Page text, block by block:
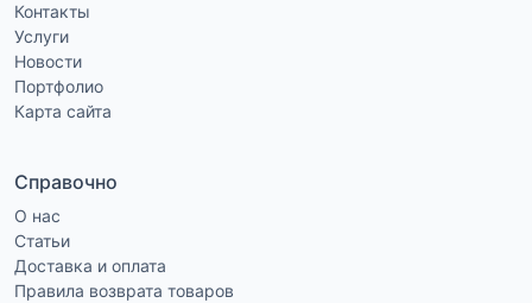
Контакты
Услуги
Новости
Портфолио
Карта сайта
Справочно
О нас
Статьи
Доставка и оплата
Правила возврата товаров